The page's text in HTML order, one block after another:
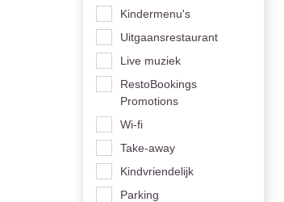
Kindermenu's
Uitgaansrestaurant
Live muziek
RestoBookings
Promotions
Wi-fi
Take-away
Kindvriendelijk
Parking